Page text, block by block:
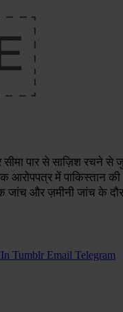
पार से साज़िश रचने से
में पाकिस्तान
जांच और ज़मीनी जांच के
Tumblr Email Telegram